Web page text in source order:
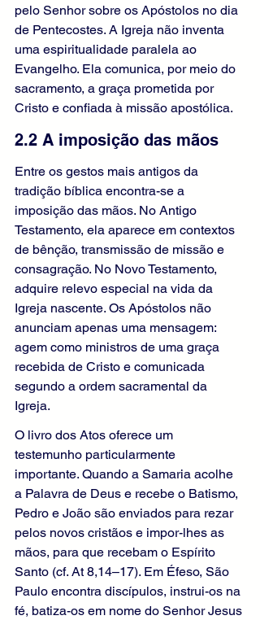
pelo Senhor sobre os Apóstolos no dia
de Pentecostes. A Igreja não inventa
uma espiritualidade paralela ao
Evangelho. Ela comunica, por meio do
sacramento, a graça prometida por
Cristo e confiada à missão apostólica.
2.2 A imposição das mãos
Entre os gestos mais antigos da
tradição bíblica encontra-se a
imposição das mãos. No Antigo
Testamento, ela aparece em contextos
de bênção, transmissão de missão e
consagração. No Novo Testamento,
adquire relevo especial na vida da
Igreja nascente. Os Apóstolos não
anunciam apenas uma mensagem:
agem como ministros de uma graça
recebida de Cristo e comunicada
segundo a ordem sacramental da
Igreja.
O livro dos Atos oferece um
testemunho particularmente
importante. Quando a Samaria acolhe
a Palavra de Deus e recebe o Batismo,
Pedro e João são enviados para rezar
pelos novos cristãos e impor-lhes as
mãos, para que recebam o Espírito
Santo (cf. At 8,14–17). Em Éfeso, São
Paulo encontra discípulos, instrui-os na
fé, batiza-os em nome do Senhor Jesus